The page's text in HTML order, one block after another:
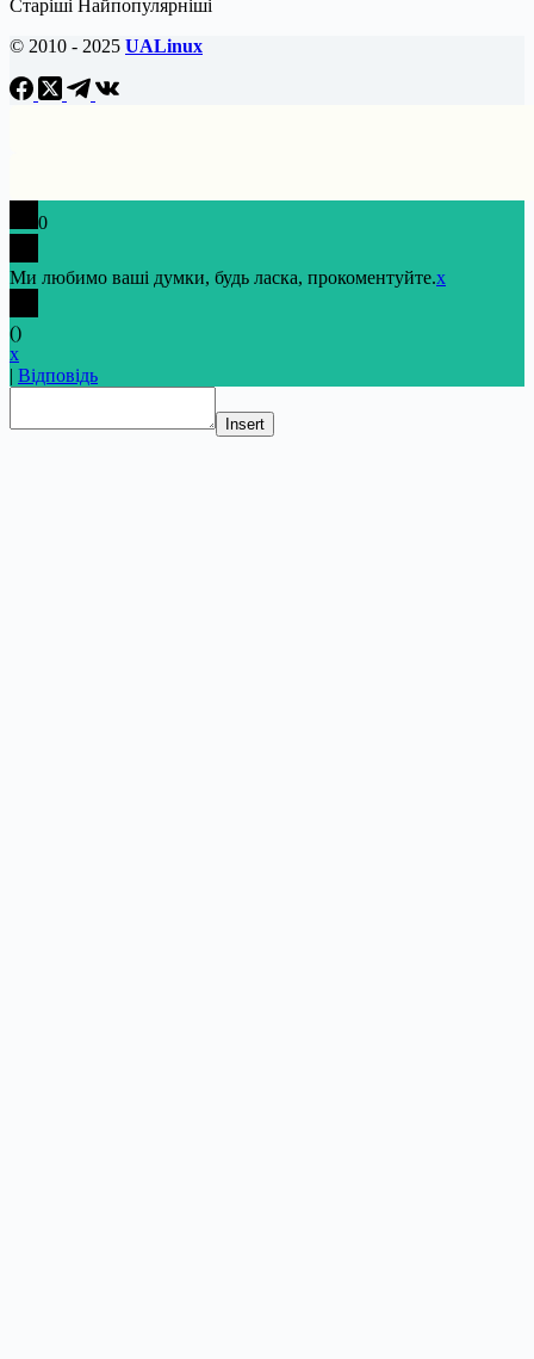
Старіші Найпопулярніші
© 2010 - 2025 UALinux
0
Ми любимо ваші думки, будь ласка, прокоментуйте.x
()
x
| Відповідь
Insert